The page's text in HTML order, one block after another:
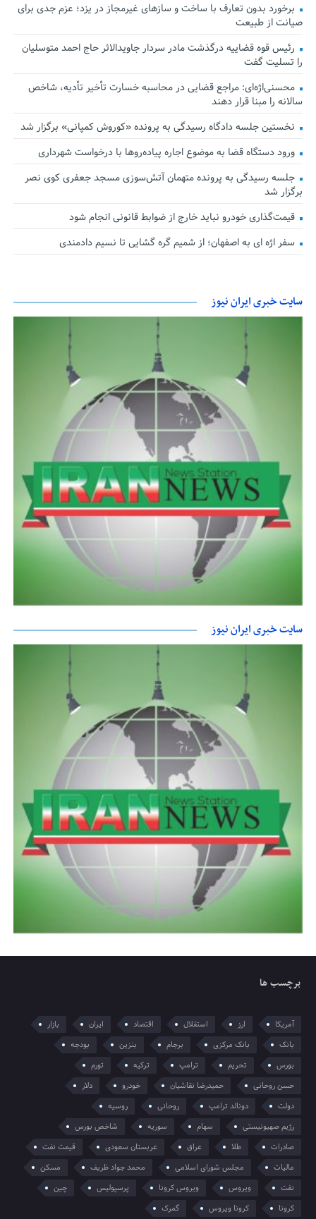
برخورد بدون تعارف با ساخت‌ و سازهای غیرمجاز در یزد؛ عزم جدی برای
صیانت از طبیعت
رئیس قوه قضاییه درگذشت مادر سردار جاویدالاثر حاج احمد متوسلیان
را تسلیت گفت
محسنی‌اژه‌ای: مراجع قضایی در محاسبه خسارت تأخیر تأدیه، شاخص
سالانه را مبنا قرار دهند
نخستین جلسه دادگاه رسیدگی به پرونده «کوروش کمپانی» برگزار شد
ورود دستگاه قضا به موضوع اجاره پیاده‌روها با درخواست شهرداری
جلسه رسیدگی به پرونده متهمان آتش‌سوزی مسجد جعفری کوی نصر
برگزار شد
قیمت‌گذاری خودرو نباید خارج از ضوابط قانونی انجام شود
سفر اژه ای به اصفهان؛ از شمیم گره گشایی تا نسیم دادمندی
سایت خبری ایران نیوز
سایت خبری ایران نیوز
برچسب ها
آمریکا ارز استقلال اقتصاد ایران
بازار
بانک
بانک مرکزی برجام بنزین
بودجه
بورس
تحریم ترامپ ترکیه
تورم
حسن روحانی
حمیدرضا نقاشیان خودرو
دلار
دولت
دونالد ترامپ روحانی
روسیه
رژیم صهیونیستی
سهام سوریه
شاخص بورس
صادرات
طلا عراق عربستان سعودی
قیمت نفت
مالیات
مجلس شورای اسلامی محمد جواد ظریف
مسکن
نفت
ویروس ویروس کرونا پرسپولیس
چین
کرونا
کرونا ویروس گمرک